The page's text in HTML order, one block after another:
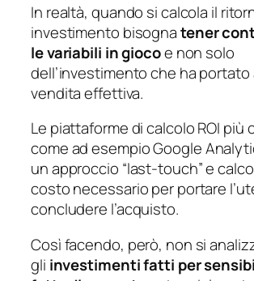
In realtà, quando si calcola il
investimento bisognatener
le variabili in giocoe non solo
dell’investimento che ha portato
vendita effettiva.
Le piattaforme di calcolo ROI più
come ad esempio Google
un approccio “last-touch” e
costo necessario per portare
concludere l’acquisto.
Così facendo, però, non si
gli investimenti fatti per